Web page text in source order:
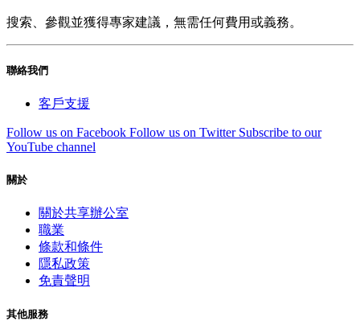
搜索、參觀並獲得專家建議，無需任何費用或義務。
聯絡我們
客戶支援
Follow us on Facebook Follow us on Twitter Subscribe to our
YouTube channel
關於
關於共享辦公室
職業
條款和條件
隱私政策
免責聲明
其他服務